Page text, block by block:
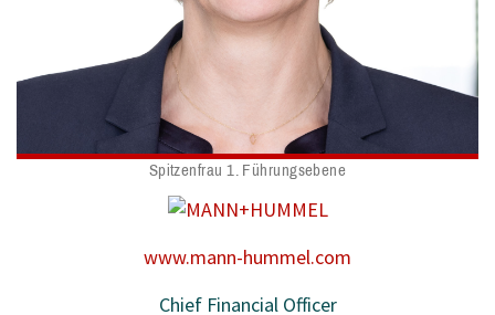
Spitzenfrau 1. Führungsebene
www.mann-hummel.com
Chief Financial Officer